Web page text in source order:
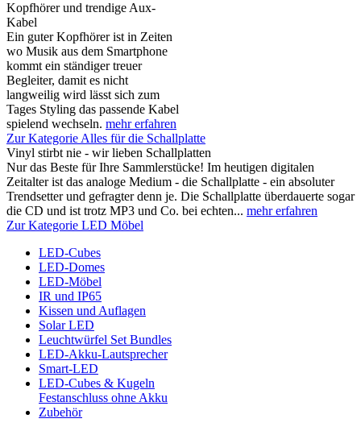
Kopfhörer und trendige Aux-
Kabel
Ein guter Kopfhörer ist in Zeiten
wo Musik aus dem Smartphone
kommt ein ständiger treuer
Begleiter, damit es nicht
langweilig wird lässt sich zum
Tages Styling das passende Kabel
spielend wechseln. mehr erfahren
Zur Kategorie Alles für die Schallplatte
Vinyl stirbt nie - wir lieben Schallplatten
Nur das Beste für Ihre Sammlerstücke! Im heutigen digitalen
Zeitalter ist das analoge Medium - die Schallplatte - ein absoluter
Trendsetter und gefragter denn je. Die Schallplatte überdauerte sogar
die CD und ist trotz MP3 und Co. bei echten... mehr erfahren
Zur Kategorie LED Möbel
LED-Cubes
LED-Domes
LED-Möbel
IR und IP65
Kissen und Auflagen
Solar LED
Leuchtwürfel Set Bundles
LED-Akku-Lautsprecher
Smart-LED
LED-Cubes & Kugeln
Festanschluss ohne Akku
Zubehör